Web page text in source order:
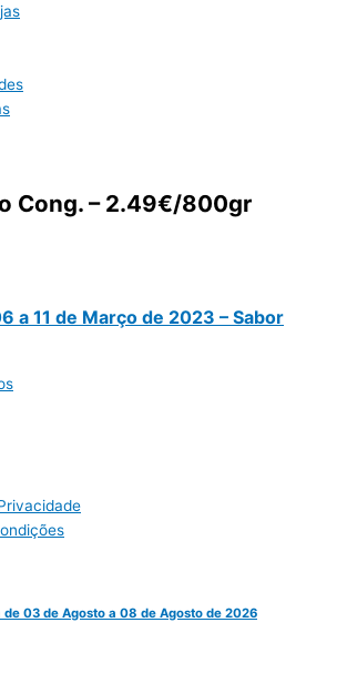
Cong. – 2.49€/800gr
a 11 de Março de 2023 – Sabor
de 03 de Agosto a 08 de Agosto de 2026